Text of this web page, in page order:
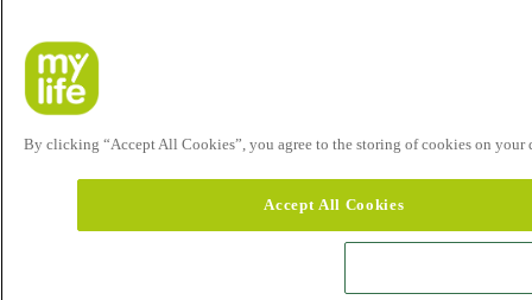
By clicking “Accept All Cookies”, you agree to the storing of cookies on your
Accept All Cookies